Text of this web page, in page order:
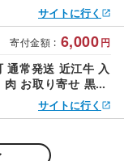
サイトに行く
寄付金額 : 6,000円
通常発送 近江牛 入
お取り寄せ 黒毛
サイトに行く